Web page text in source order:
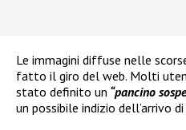
Le immagini diffuse nelle
fatto il giro del web. Molti
stato definito un “pancino
un possibile indizio dell’arrivo